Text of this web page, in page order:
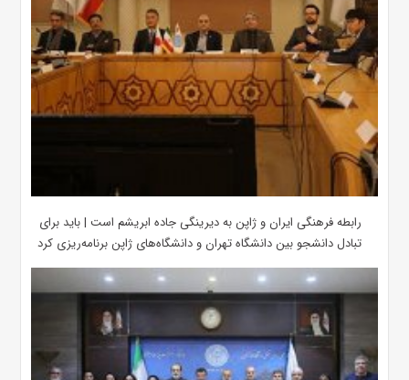
رابطه فرهنگی ایران و ژاپن به دیرینگی جاده ابریشم است | باید برای
تبادل دانشجو بین دانشگاه تهران و دانشگاه‌های ژاپن برنامه‌ریزی کرد